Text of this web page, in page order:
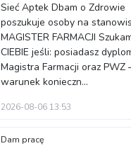
Sieć Aptek Dbam o Zdrowie
poszukuje osoby na
MAGISTER FARMACJI
CIEBIE jeśli: posiadasz
Magistra Farmacji oraz PWZ
warunek konieczn...
2026-08-06 13:53
Dam pracę